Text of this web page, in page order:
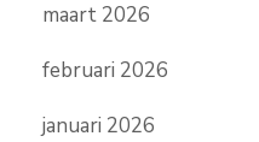
maart 2026
februari 2026
januari 2026